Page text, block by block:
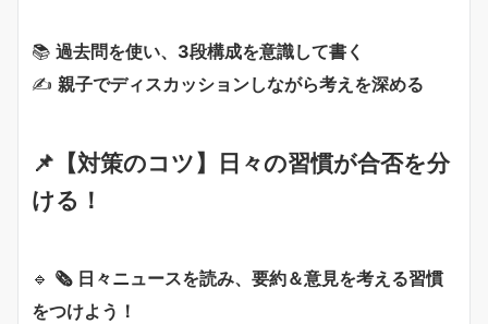
📚 過去問を使い、3段構成を意識して書く
✍ 親子でディスカッションしながら考えを深める
📌【対策のコツ】日々の習慣が合否を分
ける！
🔹 🗞️ 日々ニュースを読み、要約＆意見を考える習慣
をつけよう！